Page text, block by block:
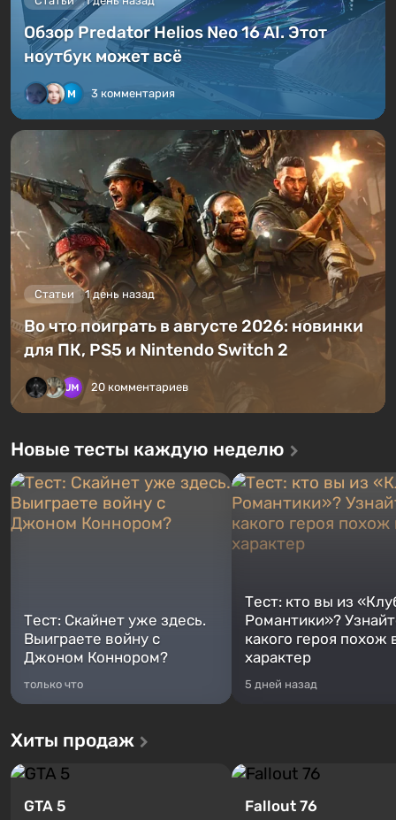
Обзор Predator Helios Neo 16 AI. Этот
ноутбук может всё
3 комментария
Статьи 1 день назад
Во что поиграть в августе 2026: новинки
для ПК, PS5 и Nintendo Switch 2
20 комментариев
Новые тесты каждую неделю
Тест: Скайнет уже здесь.
Выиграете войну с
Джоном Коннором?
только что
Тест: кто вы из
Романтики»?
какого героя похож
характер
5 дней назад
Хиты продаж
GTA 5 Fallout 76